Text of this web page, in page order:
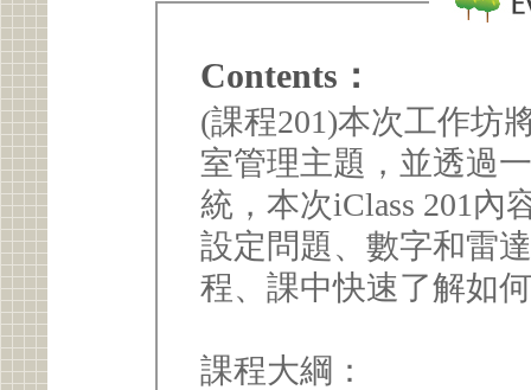
Contents：
(課程201)本次工作坊
室管理主題，並透過
統，本次iClass 201內
設定問題、數字和雷
程、課中快速了解如
課程大綱：